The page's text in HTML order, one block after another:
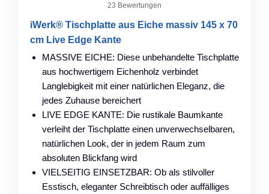
23 Bewertungen
iWerk® Tischplatte aus Eiche massiv 145 x 70
cm Live Edge Kante
MASSIVE EICHE: Diese unbehandelte Tischplatte
aus hochwertigem Eichenholz verbindet
Langlebigkeit mit einer natürlichen Eleganz, die
jedes Zuhause bereichert
LIVE EDGE KANTE: Die rustikale Baumkante
verleiht der Tischplatte einen unverwechselbaren,
natürlichen Look, der in jedem Raum zum
absoluten Blickfang wird
VIELSEITIG EINSETZBAR: Ob als stilvoller
Esstisch, eleganter Schreibtisch oder auffälliges